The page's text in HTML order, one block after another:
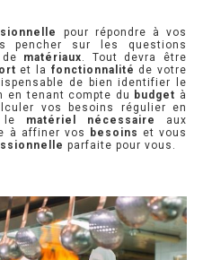
pour répondre à vos
pencher sur les questions
matériaux. Tout devra être
et la fonctionnalité de votre
de bien identifier le
en tenant compte du budget à
vos besoins régulier en
le matériel nécessaire
aux
à affiner vos besoins et vous
parfaite pour vous.